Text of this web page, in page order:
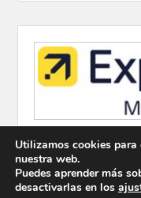
Copyright © 2026Viajes
Utilizamos cookies para
nuestra web.
Puedes aprender más
desactivarlas en los